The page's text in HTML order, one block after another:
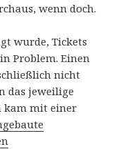
wenn doch.
wurde, Tickets
Problem. Einen
nicht
das jeweilige
kam mit einer